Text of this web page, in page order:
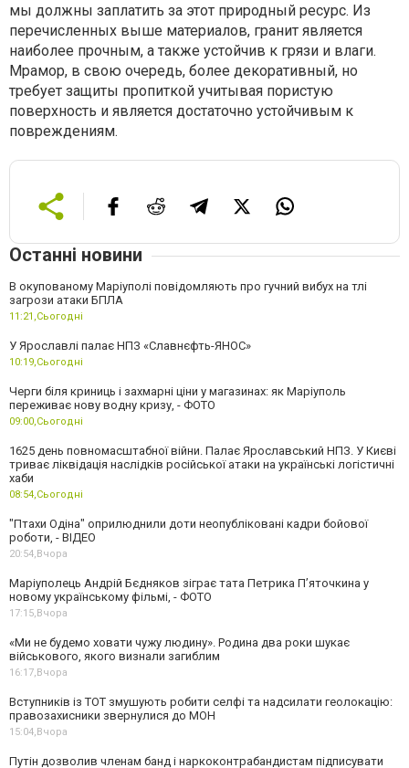
мы должны заплатить за этот природный ресурс. Из
перечисленных выше материалов, гранит является
наиболее прочным, а также устойчив к грязи и влаги.
Мрамор, в свою очередь, более декоративный, но
требует защиты пропиткой учитывая пористую
поверхность и является достаточно устойчивым к
повреждениям.
Останні новини
В окупованому Маріуполі повідомляють про гучний вибух на тлі
загрози атаки БПЛА
11:21,Сьогодні
У Ярославлі палає НПЗ «Славнєфть-ЯНОС»
10:19,Сьогодні
Черги біля криниць і захмарні ціни у магазинах: як Маріуполь
переживає нову водну кризу, - ФОТО
09:00,Сьогодні
1625 день повномасштабної війни. Палає Ярославський НПЗ. У Києві
триває ліквідація наслідків російської атаки на українські логістичні
хаби
08:54,Сьогодні
"Птахи Одіна" оприлюднили доти неопубліковані кадри бойової
роботи, - ВІДЕО
20:54,Вчора
Маріуполець Андрій Бєдняков зіграє тата Петрика П’яточкина у
новому українському фільмі, - ФОТО
17:15,Вчора
«Ми не будемо ховати чужу людину». Родина два роки шукає
військового, якого визнали загиблим
16:17,Вчора
Вступників із ТОТ змушують робити селфі та надсилати геолокацію:
правозахисники звернулися до МОН
15:04,Вчора
Путін дозволив членам банд і наркоконтрабандистам підписувати